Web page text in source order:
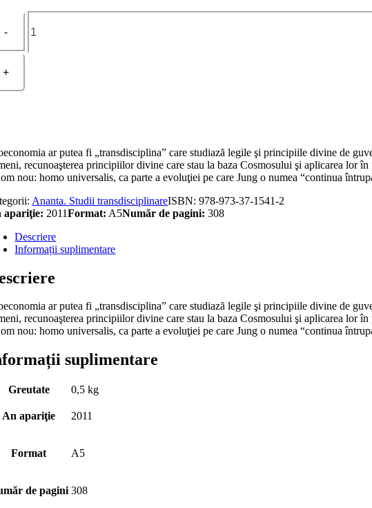
Cantitate
Teoeconomia.
economice
ar putea fi „transdisciplina” care studiază legile şi principiile divine de
recunoaşterea principiilor divine care stau la baza Cosmosului şi aplicarea lor
nou: homo universalis, ca parte a evoluţiei pe care Jung o numea “continua
Ananta. Studii transdisciplinareISBN:978-973-37-1541-2
apariţie: 2011Format: A5Număr de pagini: 308
Descriere
Informații suplimentare
ar putea fi „transdisciplina” care studiază legile şi principiile divine de
recunoaşterea principiilor divine care stau la baza Cosmosului şi aplicarea lor
nou: homo universalis, ca parte a evoluţiei pe care Jung o numea “continua
suplimentare
Greutate 0,5 kg
An apariţie 2011
Format A5
de pagini 308